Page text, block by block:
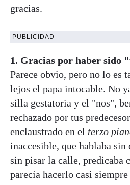
gracias.
PUBLICIDAD
1. Gracias por haber sido
Parece obvio, pero no lo es
lejos el papa intocable. No
silla gestatoria y el "nos",
rechazado por tus
enclaustrado en el terzo
inaccesible, que hablaba sin
sin pisar la calle, predicaba
parecía hacerlo casi